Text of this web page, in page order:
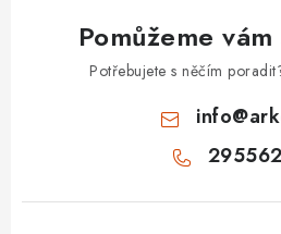
Pomůžeme
Potřebujete s něčím
info@